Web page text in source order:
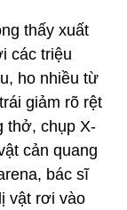
thấy xuất
các triệu
ho nhiều từ
giảm rõ rệt
thở, chụp X-
cản quang
bác sĩ
vật rơi vào